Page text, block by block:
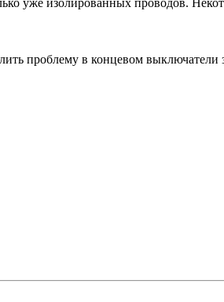
проблему в концевом выключатели